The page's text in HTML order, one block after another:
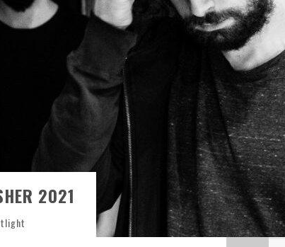
2021